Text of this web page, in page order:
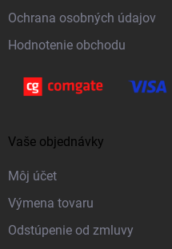
Ochrana osobných údajov
Hodnotenie obchodu
Vaše objednávky
Môj účet
Výmena tovaru
Odstúpenie od zmluvy